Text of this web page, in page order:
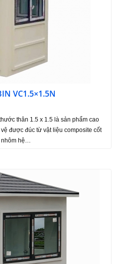
VC1.5×1.5N
thân 1.5 x 1.5 là sản phẩm cao
được đúc từ vật liệu composite cốt
hệ…